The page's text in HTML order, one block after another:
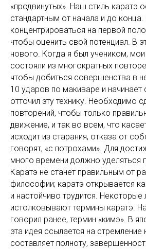
«продвинутых». Наш стиль каратэ
стандартным от начала и до
концентрироваться на первой
чтобы оценить свой потенциал. В
нового. Когда я был учеником, мои
состояли из многократных
чтобы добиться совершенства в
10 ударов по макиваре и начинает
отточил эту технику. Необходимо
повторений, чтобы только
движение, и так во всем, что
исходит из старания, отказа от
говорят, «с потрохами». Для
много времени должно уделяться
Каратэ не станет правильным от
философии; каратэ открывается
и настойчиво трудится.
истолковывают термины каратэ.
говорил ранее, термин «кимэ». В
эта идея ссылается на стремление
составляет полноту,